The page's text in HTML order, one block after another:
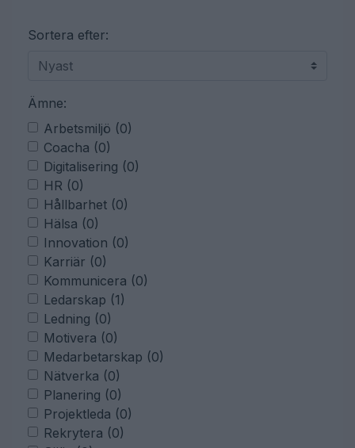
Sortera efter:
Ämne:
Arbetsmiljö (0)
Coacha (0)
Digitalisering (0)
HR (0)
Hållbarhet (0)
Hälsa (0)
Innovation (0)
Karriär (0)
Kommunicera (0)
Ledarskap (1)
Ledning (0)
Motivera (0)
Medarbetarskap (0)
Nätverka (0)
Planering (0)
Projektleda (0)
Rekrytera (0)